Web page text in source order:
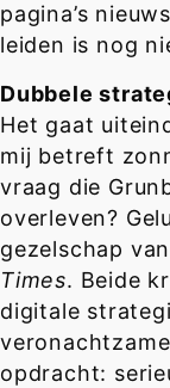
pagina’s
leiden is nog
Dubbele
Het gaat
mij betreft
vraag die
overleven?
gezelschap van
Times. Beide
digitale
opdracht: